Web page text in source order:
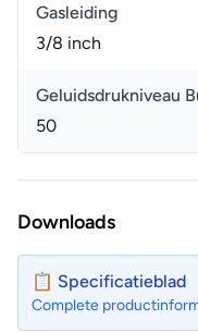
Gasleiding
3/8 inch
Geluidsdrukniveau
50
Downloads
📋 Specificatieblad
Complete